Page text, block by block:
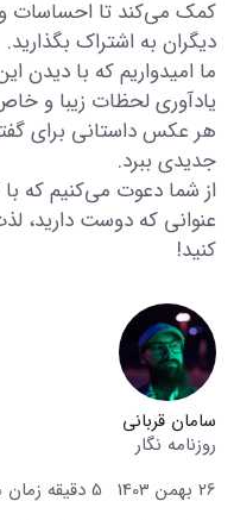
کمک می‌کند تا احساسات و
دیگران به اشتراک بگذارید.
ما امیدواریم که با دیدن
یادآوری لحظات زیبا و
هر عکس داستانی برای
جدیدی ببرد.
از شما دعوت می‌کنیم که
عنوانی که دوست دارید،
کنید!
سامان قربانی
روزنامه نگار
26 بهمن 1403
5 دقیقه زمان مطالعه